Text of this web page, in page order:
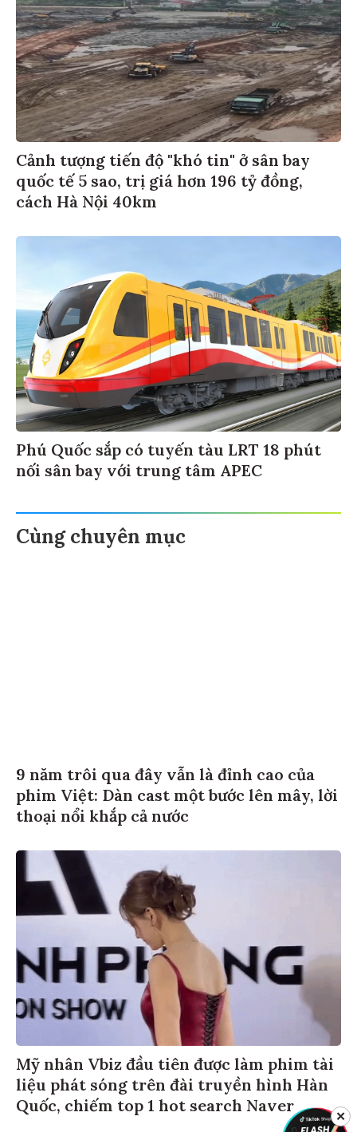
Cảnh tượng tiến độ "khó tin" ở sân bay
quốc tế 5 sao, trị giá hơn 196 tỷ đồng,
cách Hà Nội 40km
Phú Quốc sắp có tuyến tàu LRT 18 phút
nối sân bay với trung tâm APEC
Cùng chuyên mục
9 năm trôi qua đây vẫn là đỉnh cao của
phim Việt: Dàn cast một bước lên mây, lời
thoại nổi khắp cả nước
Mỹ nhân Vbiz đầu tiên được làm phim tài
liệu phát sóng trên đài truyền hình Hàn
Quốc, chiếm top 1 hot search Naver
✕